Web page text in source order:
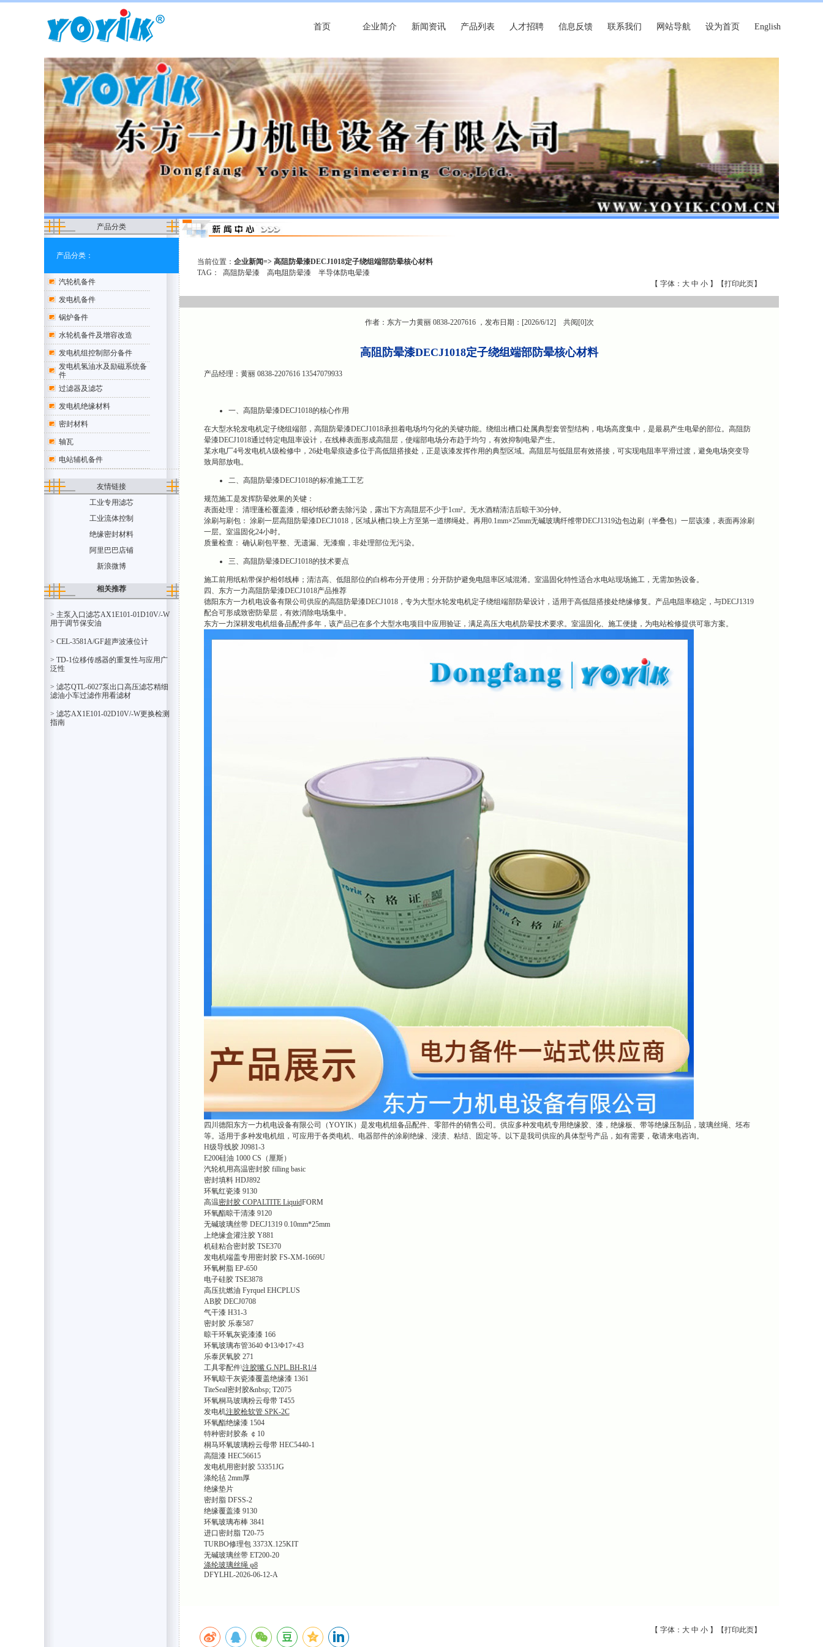
首页 企业简介 新闻资讯 产品列表 人才招聘 信息反馈 联系我们 网站导航 设为首页 English
产品分类
产品分类：
汽轮机备件
发电机备件
锅炉备件
水轮机备件及增容改造
发电机组控制部分备件
发电机氢油水及励磁系统备
件
过滤器及滤芯
发电机绝缘材料
密封材料
轴瓦
电站辅机备件
友情链接
工业专用滤芯
工业流体控制
绝缘密封材料
阿里巴巴店铺
新浪微博
相关推荐
> 主泵入口滤芯AX1E101-01D10V/-W
用于调节保安油
> CEL-3581A/GF超声波液位计
> TD-1位移传感器的重复性与应用广
泛性
> 滤芯QTL-6027泵出口高压滤芯精细
滤油小车过滤作用看滤材
> 滤芯AX1E101-02D10V/-W更换检测
指南
当前位置：企业新闻=> 高阻防晕漆DECJ1018定子绕组端部防晕核心材料
TAG：高阻防晕漆 高电阻防晕漆
半导体防电晕漆
【 字体： 大 中 小】【打印此页】
作者：东方一力黄丽 0838-2207616 ，发布日期：[2026/6/12] 共阅[0]次
高阻防晕漆DECJ1018定子绕组端部防晕核心材料
产品经理：黄丽 0838-2207616 13547079933
一、高阻防晕漆DECJ1018的核心作用
在大型水轮发电机定子绕组端部，高阻防晕漆DECJ1018承担着电场均匀化的关键功能。绕组出槽口处属典型套管型结构，电场高度集中，是最易产生电晕的部位。高阻防
晕漆DECJ1018通过特定电阻率设计，在线棒表面形成高阻层，使端部电场分布趋于均匀，有效抑制电晕产生。
某水电厂4号发电机A级检修中，26处电晕痕迹多位于高低阻搭接处，正是该漆发挥作用的典型区域。高阻层与低阻层有效搭接，可实现电阻率平滑过渡，避免电场突变导
致局部放电。
二、高阻防晕漆DECJ1018的标准施工工艺
规范施工是发挥防晕效果的关键：
表面处理： 清理蓬松覆盖漆，细砂纸砂磨去除污染，露出下方高阻层不少于1cm²。无水酒精清洁后晾干30分钟。
涂刷与刷包： 涂刷一层高阻防晕漆DECJ1018，区域从槽口块上方至第一道绑绳处。再用0.1mm×25mm无碱玻璃纤维带DECJ1319边包边刷（半叠包）一层该漆，表面再涂刷
一层。室温固化24小时。
质量检查： 确认刷包平整、无遗漏、无漆瘤，非处理部位无污染。
三、高阻防晕漆DECJ1018的技术要点
施工前用纸粘带保护相邻线棒；清洁高、低阻部位的白棉布分开使用；分开防护避免电阻率区域混淆。室温固化特性适合水电站现场施工，无需加热设备。
四、东方一力高阻防晕漆DECJ1018产品推荐
德阳东方一力机电设备有限公司供应的高阻防晕漆DECJ1018，专为大型水轮发电机定子绕组端部防晕设计，适用于高低阻搭接处绝缘修复。产品电阻率稳定，与DECJ1319
配合可形成致密防晕层，有效消除电场集中。
东方一力深耕发电机组备品配件多年，该产品已在多个大型水电项目中应用验证，满足高压大电机防晕技术要求。室温固化、施工便捷，为电站检修提供可靠方案。
四川德阳东方一力机电设备有限公司（YOYIK）是发电机组备品配件、零部件的销售公司。供应多种发电机专用绝缘胶、漆，绝缘板、带等绝缘压制品，玻璃丝绳、坯布
等。适用于多种发电机组，可应用于各类电机、电器部件的涂刷绝缘、浸渍、粘结、固定等。以下是我司供应的具体型号产品，如有需要，敬请来电咨询。
H级导线胶 J0981-3
E200硅油 1000 CS（厘斯）
汽轮机用高温密封胶 filling basic
密封填料 HDJ892
环氧红瓷漆 9130
高温密封胶 COPALTITE LiquidFORM
环氧酯晾干清漆 9120
无碱玻璃丝带 DECJ1319 0.10mm*25mm
上绝缘盒灌注胶 Y881
机硅粘合密封胶 TSE370
发电机端盖专用密封胶 FS-XM-1669U
环氧树脂 EP-650
电子硅胶 TSE3878
高压抗燃油 Fyrquel EHCPLUS
AB胶 DECJ0708
气干漆 H31-3
密封胶 乐泰587
晾干环氧灰瓷漆漆 166
环氧玻璃布管3640 Φ13/Φ17×43
乐泰厌氧胶 271
工具零配件\注胶嘴 G.NPL.BH-R1/4
环氧晾干灰瓷漆覆盖绝缘漆 1361
TiteSeal密封胶&nbsp; T2075
环氧桐马玻璃粉云母带 T455
发电机注胶枪软管 SPK-2C
环氧酯绝缘漆 1504
特种密封胶条 ￠10
桐马环氧玻璃粉云母带 HEC5440-1
高阻漆 HEC56615
发电机用密封胶 53351JG
涤纶毡 2mm厚
绝缘垫片
密封脂 DFSS-2
绝缘覆盖漆 9130
环氧玻璃布棒 3841
进口密封脂 T20-75
TURBO修理包 3373X.125KIT
无碱玻璃丝带 ET200-20
涤纶玻璃丝绳 φ8
DFYLHL-2026-06-12-A
【 字体： 大 中 小】【打印此页】